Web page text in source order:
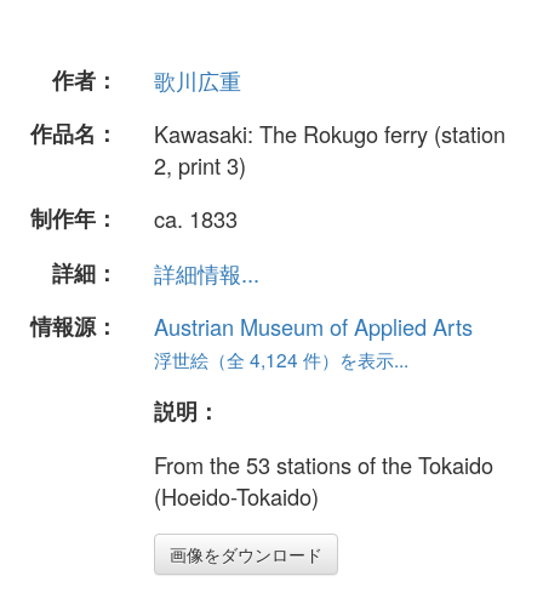
作者：
歌川広重
作品名：
Kawasaki: The Rokugo ferry (station
2, print 3)
制作年：
ca. 1833
詳細：
詳細情報...
情報源：
Austrian Museum of Applied Arts
浮世絵（全 4,124 件）を表示...
説明：
From the 53 stations of the Tokaido
(Hoeido-Tokaido)
画像をダウンロード